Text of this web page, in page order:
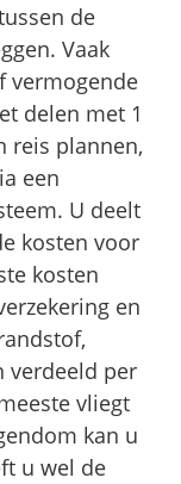
de
Vaak
vermogende
delen met 1
reis plannen,
een
U deelt
kosten voor
kosten
en
verdeeld per
vliegt
kan u
u wel de